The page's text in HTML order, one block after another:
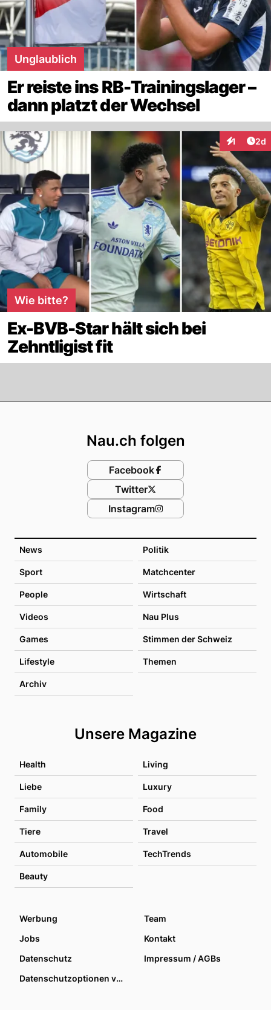
Unglaublich
Er reiste ins RB-Trainingslager –
dann platzt der Wechsel
1 2d
Wie bitte?
Ex-BVB-Star hält sich bei
Zehntligist fit
News Politik
Sport Matchcenter
People Wirtschaft
Videos Nau Plus
Games Stimmen der Schweiz
Lifestyle Themen
Archiv
Unsere Magazine
Health Living
Liebe Luxury
Family Food
Tiere Travel
Automobile TechTrends
Beauty
Nau.ch folgen
Facebook
Twitter
Instagram
Werbung
Team
Jobs
Kontakt
Datenschutz
Impressum / AGBs
Datenschutzoptionen verwalten